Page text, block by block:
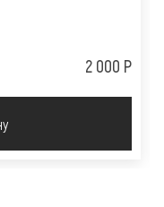
2 000 Р